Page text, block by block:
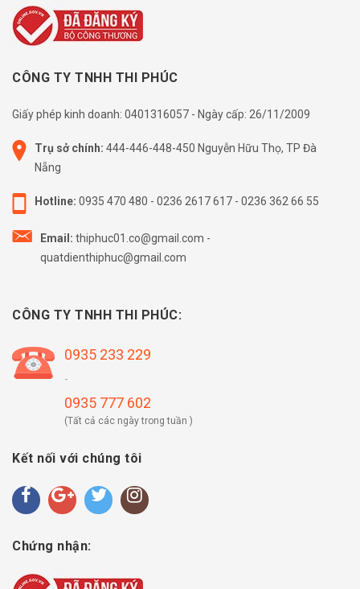
CÔNG TY TNHH THI PHÚC
Giấy phép kinh doanh: 0401316057 - Ngày cấp: 26/11/2009
Trụ sở chính: 444-446-448-450 Nguyễn Hữu Thọ, TP Đà
Nẵng
Hotline: 0935 470 480 - 0236 2617 617 - 0236 362 66 55
Email: thiphuc01.co@gmail.com -
quatdienthiphuc@gmail.com
CÔNG TY TNHH THI PHÚC:
0935 233 229
-
0935 777 602
(Tất cả các ngày trong tuần )
Kết nối với chúng tôi
Chứng nhận: